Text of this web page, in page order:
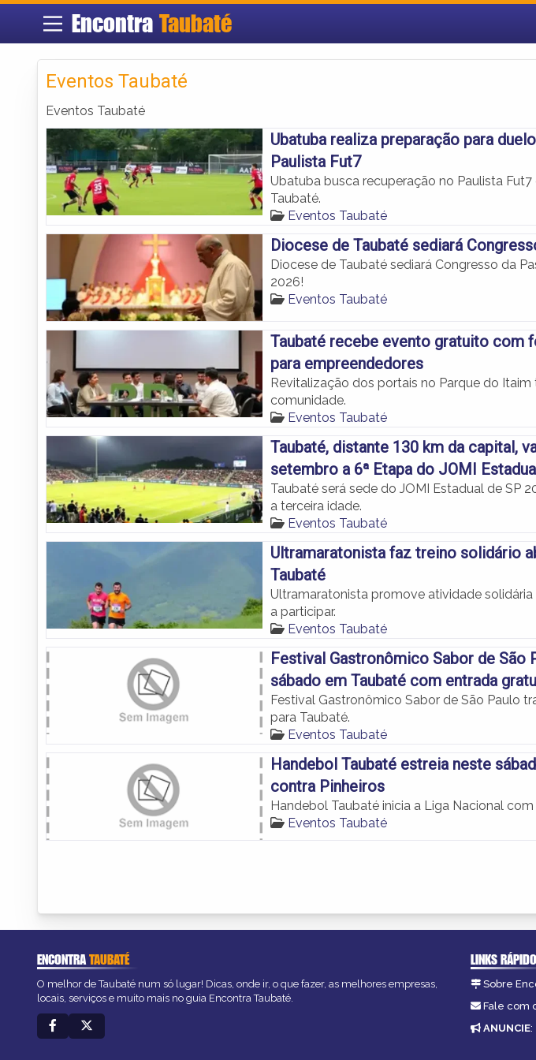
Encontra Taubaté
Eventos Taubaté
Eventos Taubaté
Ubatuba realiza preparação para
Paulista Fut7
Ubatuba busca recuperação no Paulista
Taubaté.
Eventos Taubaté
Diocese de Taubaté sediará
Diocese de Taubaté sediará Congresso da
2026!
Eventos Taubaté
Taubaté recebe evento gratuito com
para empreendedores
Revitalização dos portais no Parque do Itaim
comunidade.
Eventos Taubaté
Taubaté, distante 130 km da capital,
setembro a 6ª Etapa do JOMI
Taubaté será sede do JOMI Estadual de SP
a terceira idade.
Eventos Taubaté
Ultramaratonista faz treino solidário
Taubaté
Ultramaratonista promove atividade
a participar.
Eventos Taubaté
Festival Gastronômico Sabor de São
sábado em Taubaté com entrada
Festival Gastronômico Sabor de São Paulo
para Taubaté.
Eventos Taubaté
Handebol Taubaté estreia neste
contra Pinheiros
Handebol Taubaté inicia a Liga Nacional
Eventos Taubaté
ENCONTRATAUBATÉ
O melhor de Taubaté num só lugar! Dicas, onde ir, o que fazer, as melhores empresas,
locais, serviços e muito mais no guia Encontra Taubaté.
LINKS
Sobre
Fale com
ANUNCIE: